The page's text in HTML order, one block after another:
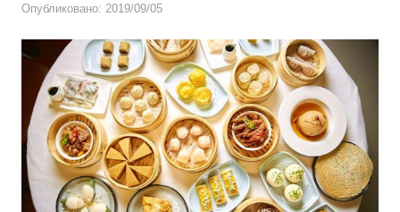
Опубликовано: 2019/09/05